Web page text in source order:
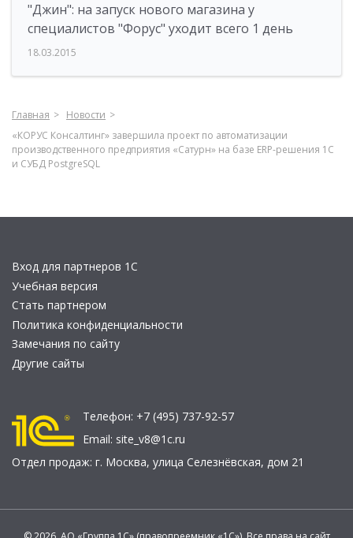
"Джин": на запуск нового магазина у
специалистов "Форус" уходит всего 1 день
18.03.2015
Главная
Новости
«КОРУС Консалтинг» завершила проект по автоматизации
производственного предприятия «Сатурн» на базе ERP-решения 1С
и СУБД PostgreSQL
Вход для партнеров 1С
Учебная версия
Стать партнером
Политика конфиденциальности
Замечания по сайту
Другие сайты
Телефон: +7 (495) 737-92-57
Email: site_v8@1c.ru
Отдел продаж: г. Москва, улица Селезнёвская, дом 21